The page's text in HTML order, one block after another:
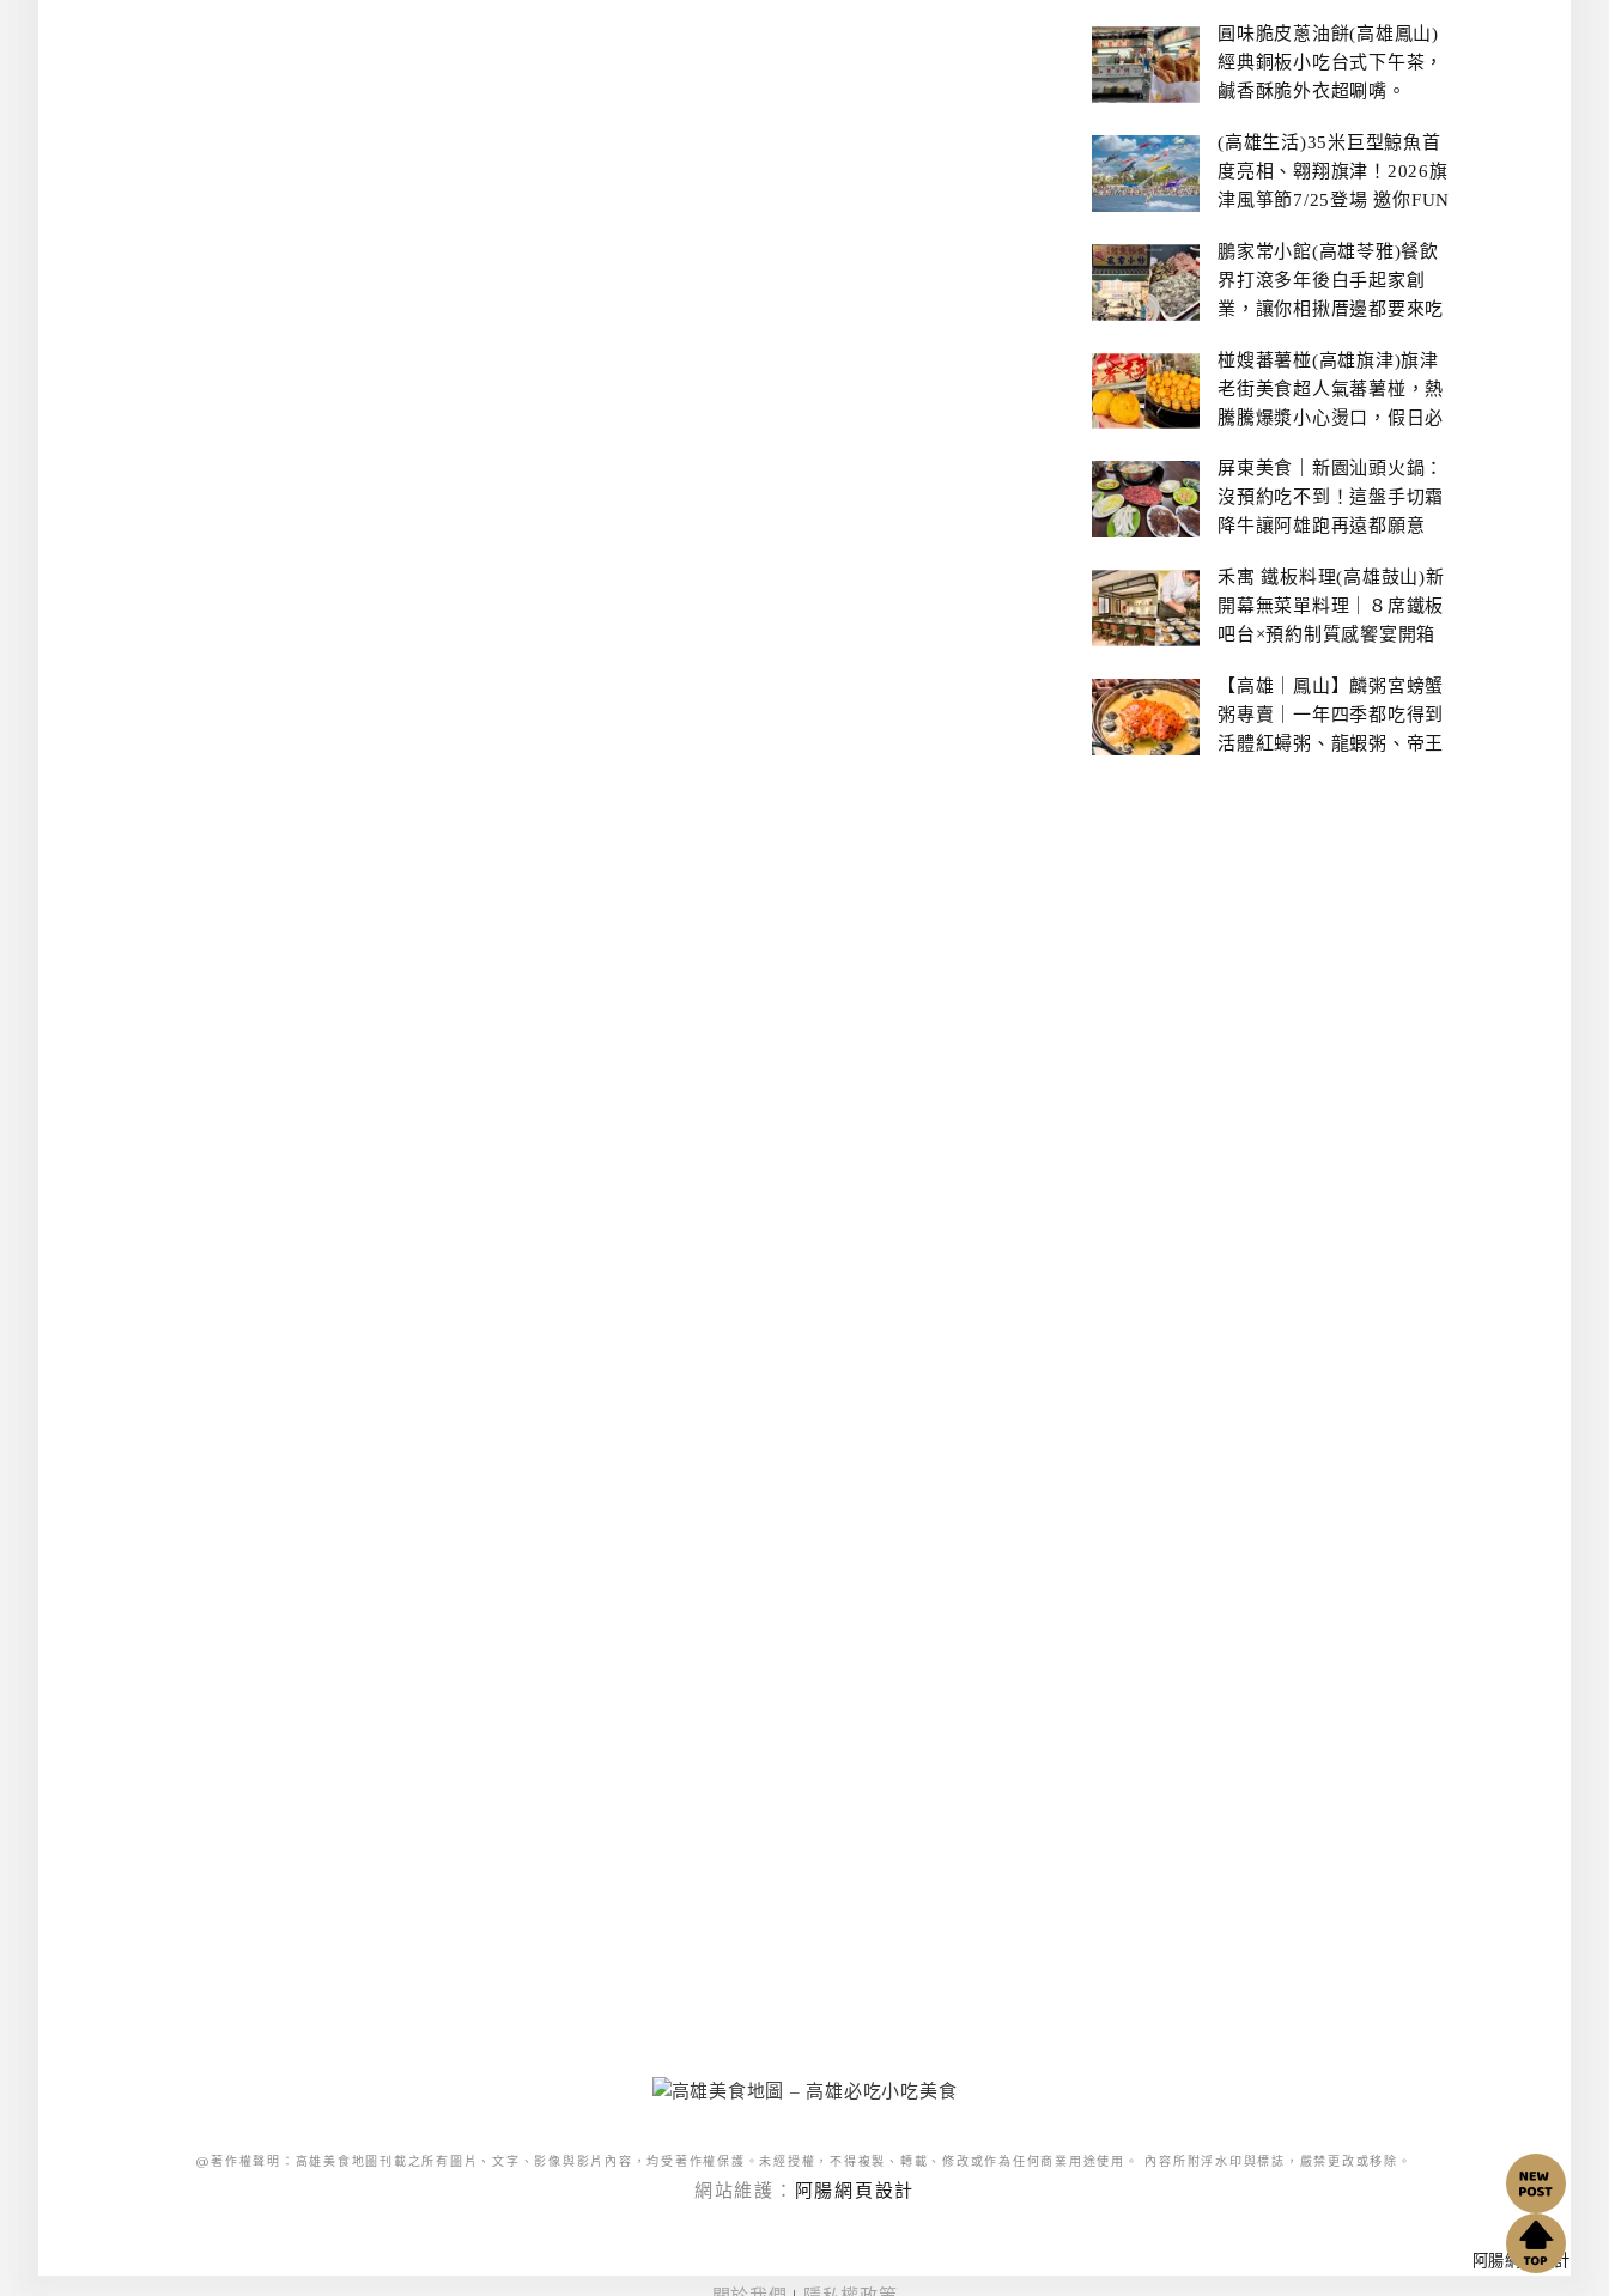
圓味脆皮蔥油餅(高雄鳳山)
經典銅板小吃台式下午茶，
鹹香酥脆外衣超唰嘴。
(高雄生活)35米巨型鯨魚首
度亮相、翱翔旗津！2026旗
津風箏節7/25登場 邀你FUN
鵬家常小館(高雄苓雅)餐飲
界打滾多年後白手起家創
業，讓你相揪厝邊都要來吃
椪嫂蕃薯椪(高雄旗津)旗津
老街美食超人氣蕃薯椪，熱
騰騰爆漿小心燙口，假日必
屏東美食｜新園汕頭火鍋：
沒預約吃不到！這盤手切霜
降牛讓阿雄跑再遠都願意
禾寓 鐵板料理(高雄鼓山)新
開幕無菜單料理｜８席鐵板
吧台×預約制質感饗宴開箱
【高雄｜鳳山】麟粥宮螃蟹
粥專賣｜一年四季都吃得到
活體紅蟳粥、龍蝦粥、帝王
@著作權聲明：高雄美食地圖刊載之所有圖片、文字、影像與影片內容，均受著作權保護。未經授權，不得複製、轉載、修改或作為任何商業用途使用。 內容所附浮水印與標誌，嚴禁更改或移除。
網站維護： 阿腸網頁設計
阿腸網頁設計